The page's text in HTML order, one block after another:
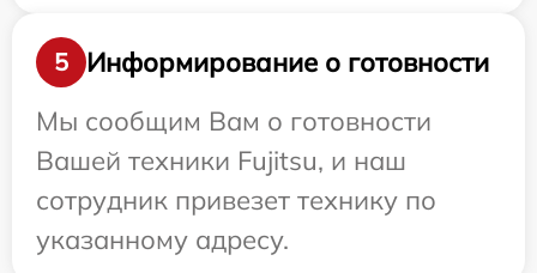
5
Информирование о готовности
Мы сообщим Вам о готовности
Вашей техники Fujitsu, и наш
сотрудник привезет технику по
указанному адресу.